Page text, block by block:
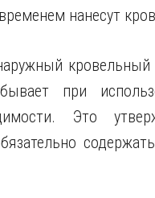
нанесут
кровельный
при
Это